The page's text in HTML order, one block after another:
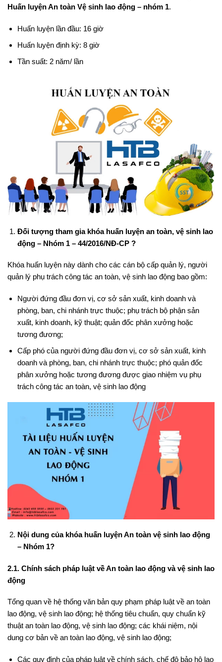
Huấn luyện An toàn Vệ sinh lao động – nhóm 1.
Huấn luyện lần đầu: 16 giờ
Huấn luyện định kỳ: 8 giờ
Tần suất: 2 năm/ lần
Đối tượng tham gia khóa huấn luyện an toàn, vệ sinh lao
động – Nhóm 1 – 44/2016/NĐ-CP ?
Khóa huấn luyện này dành cho các cán bộ cấp quản lý, người
quản lý phụ trách công tác an toàn, vệ sinh lao động bao gồm:
Người đứng đầu đơn vị, cơ sở sản xuất, kinh doanh và
phòng, ban, chi nhánh trực thuộc; phụ trách bộ phận sản
xuất, kinh doanh, kỹ thuật; quản đốc phân xưởng hoặc
tương đương;
Cấp phó của người đứng đầu đơn vị, cơ sở sản xuất, kinh
doanh và phòng, ban, chi nhánh trực thuộc; phó quản đốc
phân xưởng hoặc tương đương được giao nhiệm vụ phụ
trách công tác an toàn, vệ sinh lao động
Nội dung của khóa huấn luyện An toàn vệ sinh lao động
– Nhóm 1?
2.1. Chính sách pháp luật về An toàn lao động và vệ sinh lao
động
Tổng quan về hệ thống văn bản quy phạm pháp luật về an toàn
lao động, vệ sinh lao động; hệ thống tiêu chuẩn, quy chuẩn kỹ
thuật an toàn lao động, vệ sinh lao động; các khái niệm, nội
dung cơ bản về an toàn lao động, vệ sinh lao động;
Các quy định của pháp luật về chính sách, chế độ bảo hộ lao